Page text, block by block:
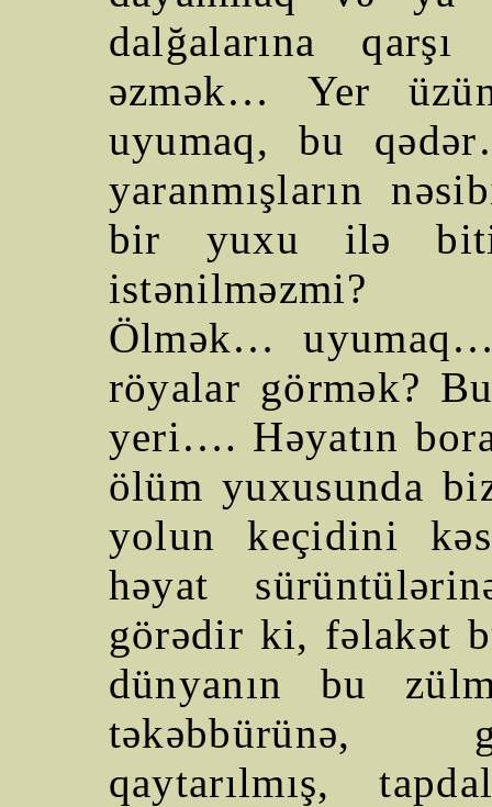
dalğalarına
əzmək… Yer
uyumaq, bu
yaranmışların
bir yuxu ilə
istənilməzmi?
Ölmək…
röyalar görmək?
yeri…. Həyatın
ölüm yuxusunda
yolun keçidini
həyat
görədir ki, fəlakət
dünyanın bu
təkəbbürünə,
qaytarılmış,